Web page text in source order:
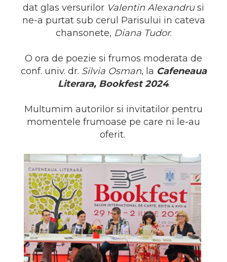
ULTIMELE EXEMPLARE
dat glas versurilor Valentin Alexandrusi
ne-a purtat sub cerul Parisului in cateva
chansonete, Diana Tudor.
O ora de poezie si frumos moderata de
conf. univ. dr. Silvia Osman, la Cafeneaua
Literara, Bookfest 2024.
Multumim autorilor si invitatilor pentru
momentele frumoase pe care ni le-au
oferit.